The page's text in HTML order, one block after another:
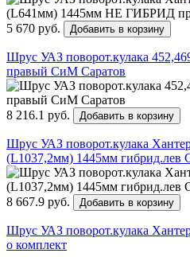
5 670 руб. Добавить в корзину
Шрус УАЗ поворот.кулака
правый СиМ Саратов
8 216.1 руб. Добавить в корзину
Шрус УАЗ поворот.кулака
(L1037,2мм) 1445мм гибрид.лев
8 667.9 руб. Добавить в корзину
Шрус УАЗ поворот.кулака
о комплект